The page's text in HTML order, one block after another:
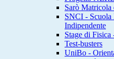
Sarò Matricola
SNCI - Scuola
Indipendente
Stage di Fisica
Test-busters
UniBo -